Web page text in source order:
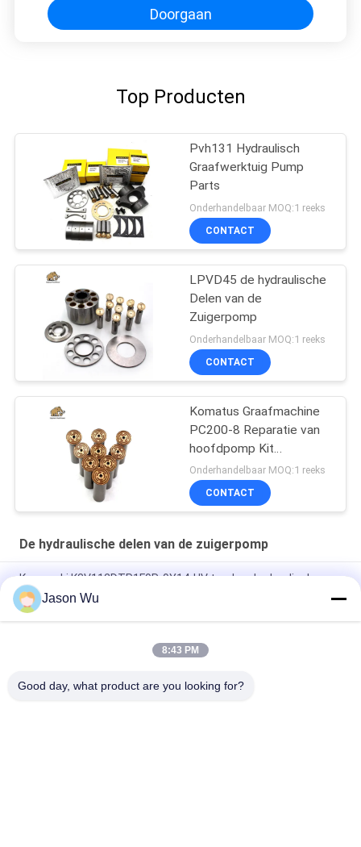
Doorgaan
Top Producten
Pvh131 Hydraulisch
Graafwerktuig Pump
Parts
Onderhandelbaar MOQ:1 reeks
CONTACT
LPVD45 de hydraulische
Delen van de
Zuigerpomp
Onderhandelbaar MOQ:1 reeks
CONTACT
Komatus Graafmachine
PC200-8 Reparatie van
hoofdpomp Kit
Hydraulische pomp
Onderdeel zuigerpomp
Onderhoud reparatie
Onderhandelbaar MOQ:1 reeks
CONTACT
De hydraulische delen van de zuigerpomp
Kawasaki K3V112DTP1F9R-9Y14-HV tandem hydraulische
zuiger hoofdpomp
Parker heavy-duty hogedruk axiale zuigerpomp met variabel
Jason Wu
8:43 PM
Good day, what product are you looking for?